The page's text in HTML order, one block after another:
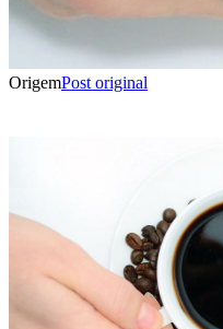
OrigemPost original